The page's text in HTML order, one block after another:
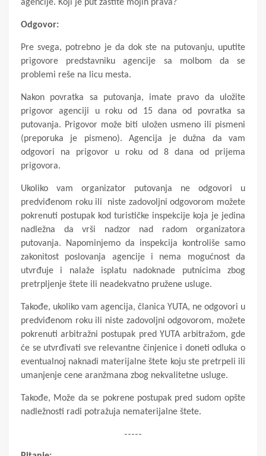
agencije. Koji je put zaštite mojih prava?
Odgovor:
Pre svega, potrebno je da dok ste na putovanju, uputite
prigovore predstavniku agencije sa molbom da se
problemi reše na licu mesta.
Nakon povratka sa putovanja, imate pravo da uložite
prigovor agenciji u roku od 15 dana od povratka sa
putovanja. Prigovor može biti uložen usmeno ili pismeni
(preporuka je pismeno). Agencija je dužna da vam
odgovori na prigovor u roku od 8 dana od prijema
prigovora.
Ukoliko vam organizator putovanja ne odgovori u
predviđenom roku ili niste zadovoljni odgovorom možete
pokrenuti postupak kod turističke inspekcije koja je jedina
nadležna da vrši nadzor nad radom organizatora
putovanja. Napominjemo da inspekcija kontroliše samo
zakonitost poslovanja agencije i nema mogućnost da
utvrđuje i nalaže isplatu nadoknade putnicima zbog
pretrpljenje štete ili neadekvatno pružene usluge.
Takođe, ukoliko vam agencija, članica YUTA, ne odgovori u
predviđenom roku ili niste zadovoljni odgovorom, možete
pokrenuti arbitražni postupak pred YUTA arbitražom, gde
će se utvrđivati sve relevantne činjenice i doneti odluka o
eventualnoj naknadi materijalne štete koju ste pretrpeli ili
umanjenje cene aranžmana zbog nekvalitetne usluge.
Takođe, Može da se pokrene postupak pred sudom opšte
nadležnosti radi potražuja nematerijalne štete.
-----